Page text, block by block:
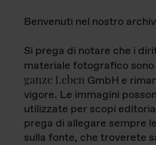
Benvenuti nel nostro
Si prega di notare che i
materiale fotografico
ganze Leben GmbH e
vigore. Le immagini
utilizzate per scopi
prega di allegare sempre
sulla fonte, che troverete